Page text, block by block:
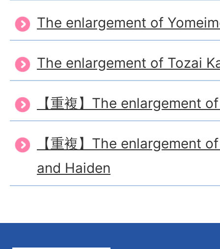
The enlargement of
The enlargement of Tozai
【重複】The enlargement
【重複】The enlargement
and Haiden